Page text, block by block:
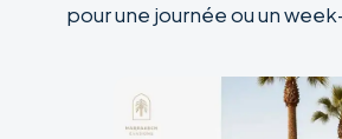
pour une journée ou un